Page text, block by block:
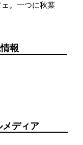
。一つに秋葉
報
メディア